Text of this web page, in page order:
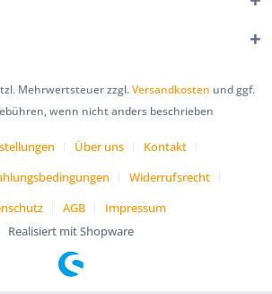
Mehrwertsteuer zzgl.Versandkosten und ggf.
wenn nicht anders beschrieben
Über uns
Kontakt
Widerrufsrecht
AGB
Impressum
Realisiert mit Shopware